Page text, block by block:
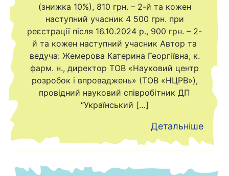
(знижка 10%), 810 грн. – 2-й та кожен
наступний учасник 4 500 грн. при
реєстрації після 16.10.2024 р., 900 грн. – 2-
й та кожен наступний учасник Автор та
ведуча: Жемерова Катерина Георгіївна, к.
фарм. н., директор ТОВ «Науковий центр
розробок і впроваджень» (ТОВ «НЦРВ»),
провідний науковий співробітник ДП
“Український […]
Детальніше